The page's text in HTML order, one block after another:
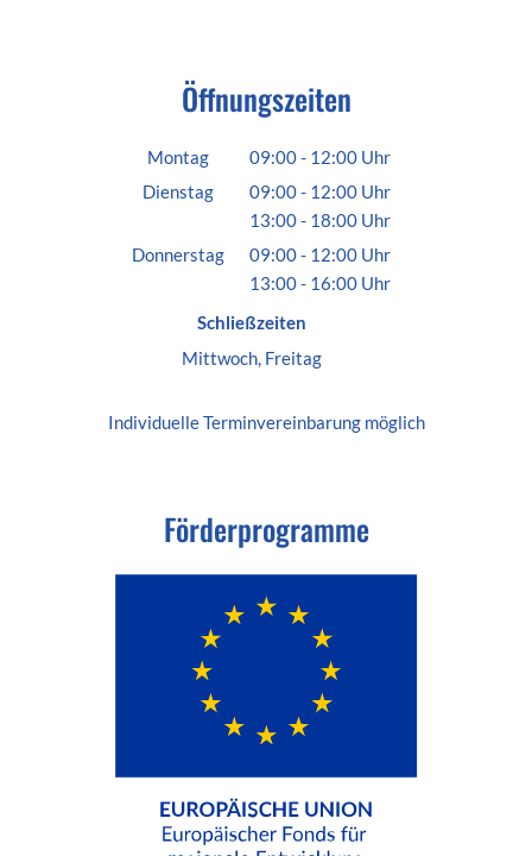
Öffnungszeiten
Montag 09:00- 12:00Uhr
Von 09:00 bis 12:00 Uhr
Dienstag 09:00- 12:00Uhr
Von 09:00 bis 12:00 Uhr
13:00- 18:00Uhr
Von 13:00 bis 18:00 Uhr
Donnerstag 09:00- 12:00Uhr
Von 09:00 bis 12:00 Uhr
13:00- 16:00Uhr
Schließzeiten
Mittwoch, Freitag
IndividuelleTerminvereinbarungmöglich
Förderprogramme